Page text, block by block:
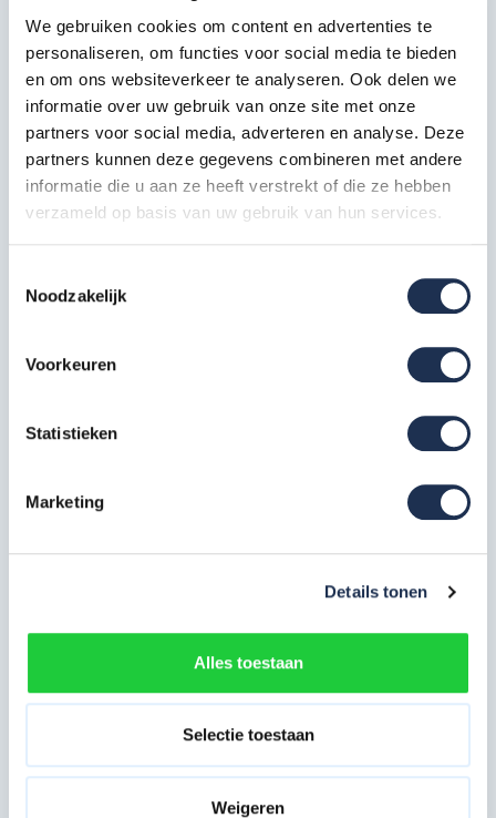
We gebruiken cookies om content en advertenties te
personaliseren, om functies voor social media te bieden
en om ons websiteverkeer te analyseren. Ook delen we
informatie over uw gebruik van onze site met onze
partners voor social media, adverteren en analyse. Deze
partners kunnen deze gegevens combineren met andere
informatie die u aan ze heeft verstrekt of die ze hebben
verzameld op basis van uw gebruik van hun services.
Noodzakelijk
Voorkeuren
Statistieken
Marketing
Details tonen
Alles toestaan
Selectie toestaan
Weigeren
2x
Horizontale schoor 305
Artikelcode: 30323
Telestabilisator 200 cm
Artikelcode: 40212
Kantplankset aluminium 75x305
Wiel nylon + stalen spindel 20
Specificaties
Artikelcode
7 meter
Platformlengte in
305 cm
Voorloopleuning
Dubbelzijdig (bij
losstaand gebruik)